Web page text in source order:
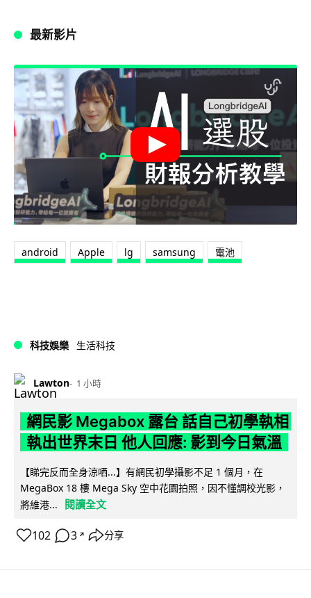
最新影片
android Apple lg samsung 電池
科技娛樂 生活科技
Lawton 1 小時
網民影 Megabox 露台 話自己初學執相
執出世界末日 他人回應: 影到今日氣溫
【睇完反而全身涼哂...】有網民初學攝影不足 1 個月，在
MegaBox 18 樓 Mega Sky 空中花園拍照，因不懂調校光影，
將維港...
閱讀全文
102 3 ↗ 分享